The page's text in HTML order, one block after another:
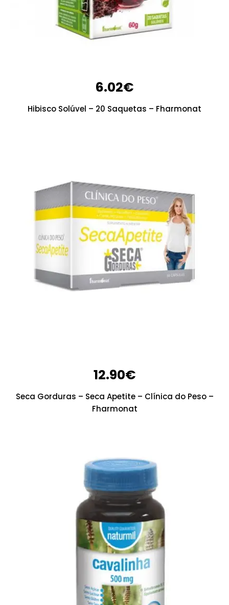
6.02€
Hibisco Solúvel – 20 Saquetas – Fharmonat
12.90€
Seca Gorduras – Seca Apetite – Clínica do Peso –
Fharmonat